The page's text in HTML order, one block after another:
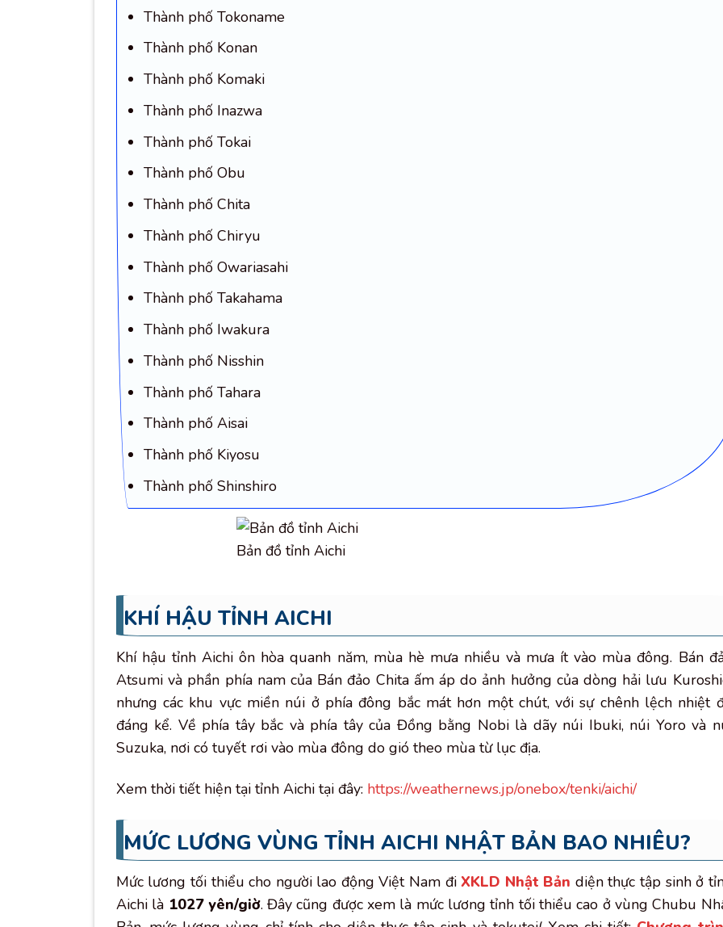
Thành phố Tokoname
Thành phố Konan
Thành phố Komaki
Thành phố Inazwa
Thành phố Tokai
Thành phố Obu
Thành phố Chita
Thành phố Chiryu
Thành phố Owariasahi
Thành phố Takahama
Thành phố Iwakura
Thành phố Nisshin
Thành phố Tahara
Thành phố Aisai
Thành phố Kiyosu
Thành phố Shinshiro
Bản đồ tỉnh Aichi
KHÍ HẬU TỈNH AICHI
Khí hậu tỉnh Aichi ôn hòa quanh năm, mùa hè mưa nhiều và mưa ít vào mùa đông. Bán
Atsumi và phần phía nam của Bán đảo Chita ấm áp do ảnh hưởng của dòng hải lưu
nhưng các khu vực miền núi ở phía đông bắc mát hơn một chút, với sự chênh lệch nhiệt
đáng kể. Về phía tây bắc và phía tây của Đồng bằng Nobi là dãy núi Ibuki, núi Yoro và
Suzuka, nơi có tuyết rơi vào mùa đông do gió theo mùa từ lục địa.
Xem thời tiết hiện tại tỉnh Aichi tại đây: https://weathernews.jp/onebox/tenki/aichi/
MỨC LƯƠNG VÙNG TỈNH AICHI NHẬT BẢN BAO NHIÊU?
Mức lương tối thiểu cho người lao động Việt Nam điXKLD Nhật Bản diện thực tập sinh ở
Aichi là 1027 yên/giờ. Đây cũng được xem là mức lương tỉnh tối thiểu cao ở vùng Chubu